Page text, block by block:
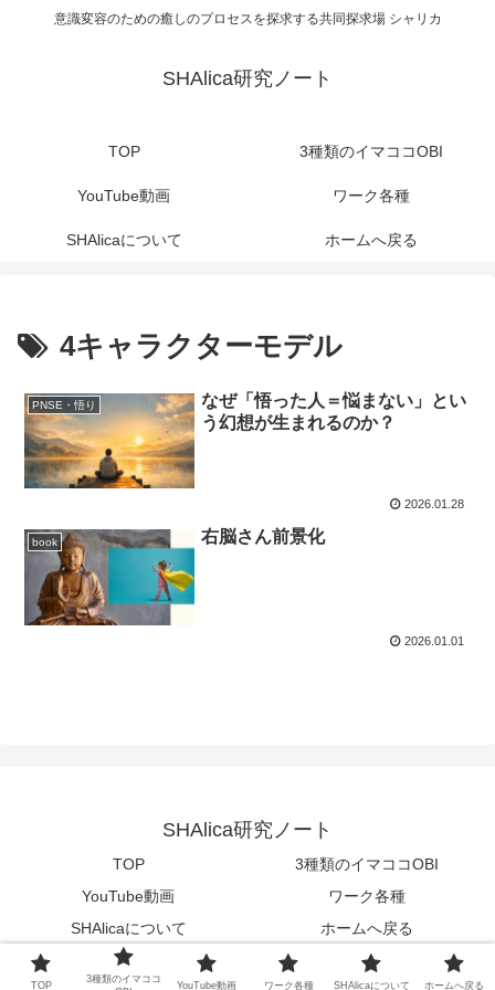
意識変容のための癒しのプロセスを探求する共同探求場 シャリカ
SHAlica研究ノート
TOP 3種類のイマココOBI
YouTube動画 ワーク各種
SHAlicaについて ホームへ戻る
4キャラクターモデル
PNSE・悟り
なぜ「悟った人＝悩まない」とい
う幻想が生まれるのか？
2026.01.28
book 右脳さん前景化
2026.01.01
SHAlica研究ノート
TOP
3種類のイマココOBI
YouTube動画
ワーク各種
SHAlicaについて
ホームへ戻る
© 2025 SHAlica研究ノート.
TOP
3種類のイマココ
YouTube動画 ワーク各種 SHAlicaについて ホームへ戻る